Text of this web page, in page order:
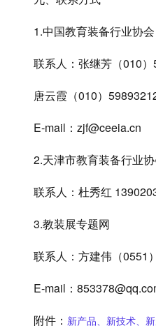
1.中国教育装备行业协会
联系人：张继芳（010）
唐云霞（010）
E-mail：zjf@ceeia.cn
2.天津市教育装备行业协
联系人：杜秀红
3.教装展专题网
联系人：方建伟（0551
E-mail：
附件： 新产品、新技术、